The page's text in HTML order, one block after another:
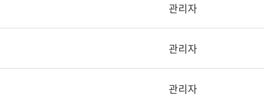
관리자
관리자
관리자